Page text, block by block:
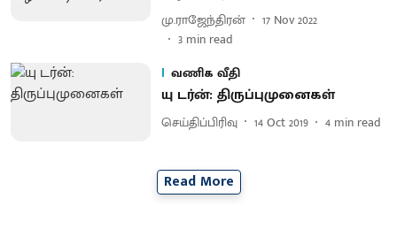
மு.ராஜேந்திரன்
17 Nov 2022
3 min read
வணிக வீதி
யு டர்ன்: திருப்புமுனைகள்
செய்திப்பிரிவு 14 Oct 2019 4 min read
Read More